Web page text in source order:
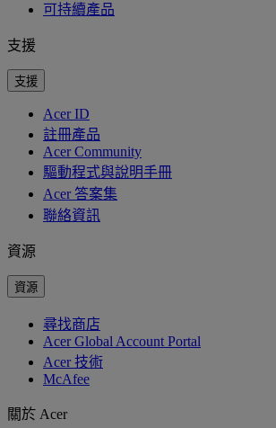
可持續產品
支援
支援
Acer ID
註冊產品
Acer Community
驅動程式與說明手冊
Acer 答案集
聯絡資訊
資源
資源
尋找商店
Acer Global Account Portal
Acer 技術
McAfee
關於 Acer